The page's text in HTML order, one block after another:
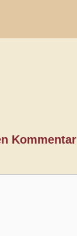
Kommentar